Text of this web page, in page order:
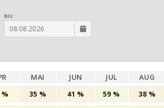
bis:
MAI JUN JUL AUG
% 35 % 41 % 59 % 38 %